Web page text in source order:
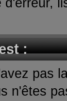
:
pas
n'êtes